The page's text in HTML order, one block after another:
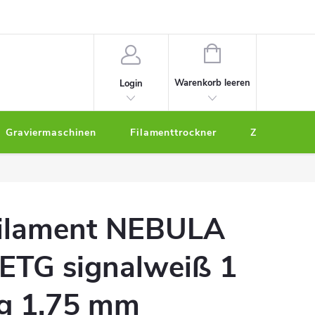
Login
WARENKORB
Warenkorb leeren
Graviermaschinen Filamenttrockner Zubehör
NEBULA
signalweiß 1
1,75 mm